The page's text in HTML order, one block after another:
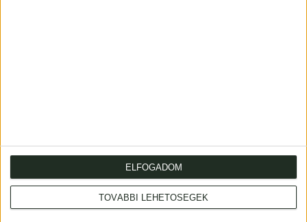
TOVÁBBI LEHETŐSÉGEK
ELFOGADOM
Cím: 1053 Budapest., Múzeum krt. 13-15.
Telefon: +36 1 317 3514